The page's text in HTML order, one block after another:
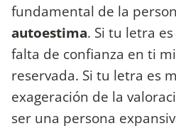
fundamental de la
autoestima. Si tu letra
falta de confianza en ti
reservada. Si tu letra es
exageración de la
ser una persona